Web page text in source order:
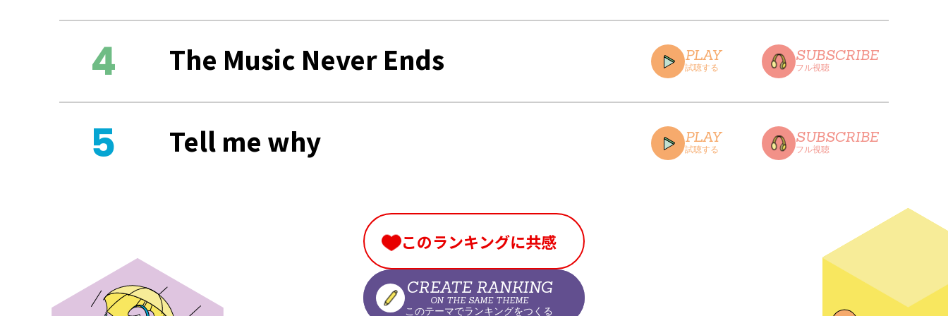
CLOSE
CLOSE
The Music Never Ends PLAY
試聴する
SUBSCRIBE
フル視聴
Tell me why PLAY
試聴する
SUBSCRIBE
フル視聴
CLOSE
このランキングに共感
CREATE RANKING
ON THE SAME THEME
このテーマでランキングをつくる